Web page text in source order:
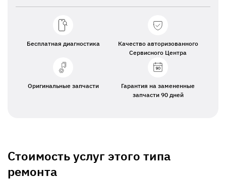
Бесплатная диагностика
Качество авторизованного
Сервисного Центра
Оригинальные запчасти
Гарантия на замененные
запчасти 90 дней
Стоимость услуг этого типа
ремонта